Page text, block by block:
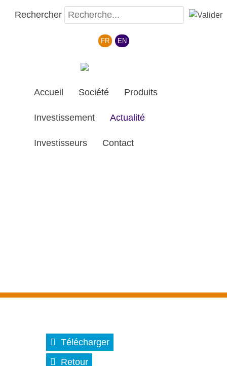
Rechercher
Sélectionnez votre langue
FR EN
Accueil Société Produits
Investissement Actualité
Investisseurs Contact
Télécharger
Retour